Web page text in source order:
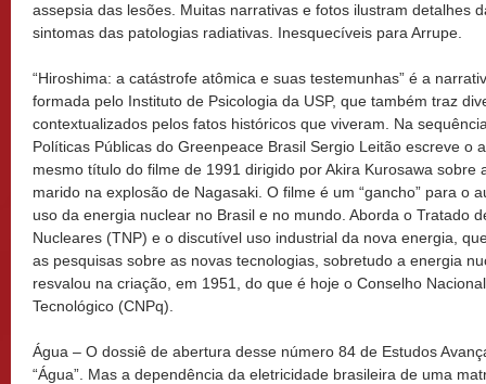
assepsia das lesões. Muitas narrativas e fotos ilustram detalhes
sintomas das patologias radiativas. Inesquecíveis para Arrupe.
“Hiroshima: a catástrofe atômica e suas testemunhas” é a
formada pelo Instituto de Psicologia da USP, que também traz
contextualizados pelos fatos históricos que viveram. Na
Políticas Públicas do Greenpeace Brasil Sergio Leitão escreve o
mesmo título do filme de 1991 dirigido por Akira Kurosawa sobre
marido na explosão de Nagasaki. O filme é um “gancho” para o
uso da energia nuclear no Brasil e no mundo. Aborda o Tratado
Nucleares (TNP) e o discutível uso industrial da nova energia,
as pesquisas sobre as novas tecnologias, sobretudo a energia
resvalou na criação, em 1951, do que é hoje o Conselho
Tecnológico (CNPq).
Água – O dossiê de abertura desse número 84 de Estudos
“Água”. Mas a dependência da eletricidade brasileira de uma